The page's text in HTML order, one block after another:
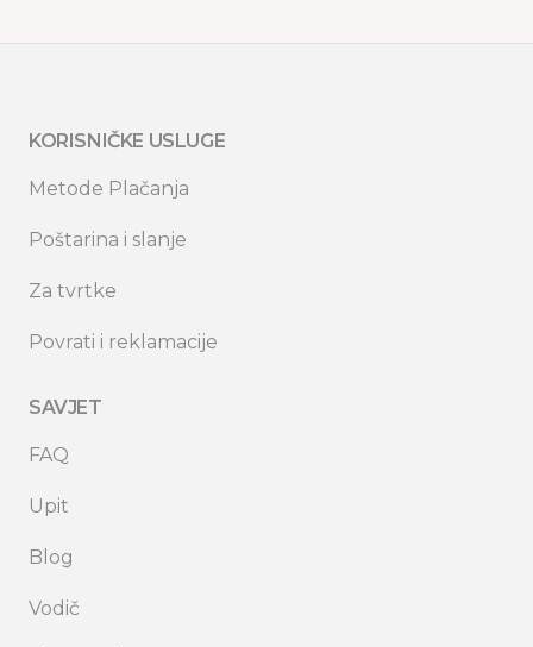
KORISNIČKE USLUGE
Metode Plačanja
Poštarina i slanje
Za tvrtke
Povrati i reklamacije
SAVJET
FAQ
Upit
Blog
Vodič